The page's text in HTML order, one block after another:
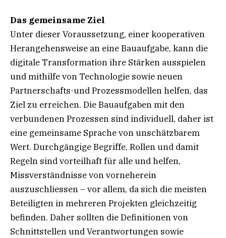
Das gemeinsame Ziel
Unter dieser Voraussetzung, einer kooperativen
Herangehensweise an eine Bauaufgabe, kann die
digitale Transformation ihre Stärken ausspielen
und mithilfe von Technologie sowie neuen
Partnerschafts-und Prozessmodellen helfen, das
Ziel zu erreichen. Die Bauaufgaben mit den
verbundenen Prozessen sind individuell, daher ist
eine gemeinsame Sprache von unschätzbarem
Wert. Durchgängige Begriffe, Rollen und damit
Regeln sind vorteilhaft für alle und helfen,
Missverständnisse von vorneherein
auszuschliessen – vor allem, da sich die meisten
Beteiligten in mehreren Projekten gleichzeitig
befinden. Daher sollten die Definitionen von
Schnittstellen und Verantwortungen sowie